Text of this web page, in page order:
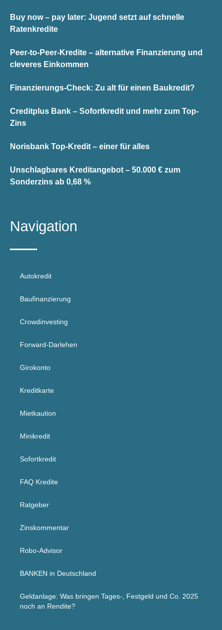
Buy now – pay later: Jugend setzt auf schnelle
Ratenkredite
Peer-to-Peer-Kredite – alternative Finanzierung und
cleveres Einkommen
Finanzierungs-Check: Zu alt für einen Baukredit?
Creditplus Bank – Sofortkredit und mehr zum Top-
Zins
Norisbank Top-Kredit – einer für alles
Unschlagbares Kreditangebot – 50.000 € zum
Sonderzins ab 0,68 %
Navigation
Autokredit
Baufinanzierung
Crowdinvesting
Forward-Darlehen
Girokonto
Kreditkarte
Mietkaution
Minikredit
Sofortkredit
FAQ Kredite
Ratgeber
Zinskommentar
Robo-Advisor
BANKEN in Deutschland
Geldanlage: Was bringen Tages-, Festgeld und Co. 2025
noch an Rendite?